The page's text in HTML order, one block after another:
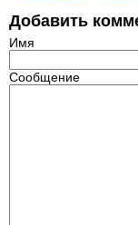
Добавить
Имя
Сообщение